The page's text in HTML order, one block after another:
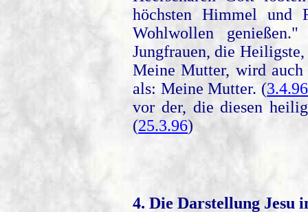
höchsten Himmel und
Wohlwollen
Jungfrauen, die
Meine Mutter, wird
als: Meine Mutter. (3.4.96
vor der, die diesen
(25.3.96)
4. Die Darstellung Jesu